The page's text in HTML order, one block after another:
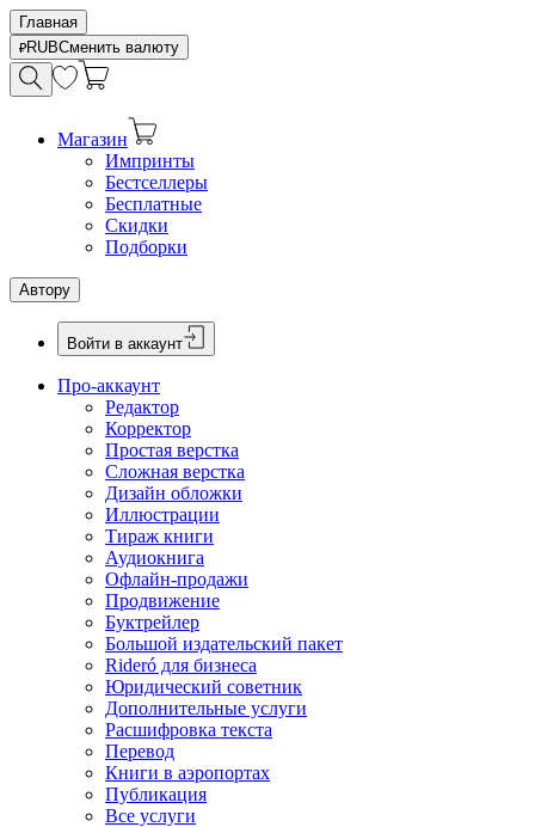
Главная
RUBСменить валюту
Магазин
Импринты
Бестселлеры
Бесплатные
Скидки
Подборки
Автору
Войти в аккаунт
Про-аккаунт
Редактор
Корректор
Простая верстка
Сложная верстка
Дизайн обложки
Иллюстрации
Тираж книги
Аудиокнига
Офлайн-продажи
Продвижение
Буктрейлер
Большой издательский пакет
Rideró для бизнеса
Юридический советник
Дополнительные услуги
Расшифровка текста
Перевод
Книги в аэропортах
Публикация
Все услуги